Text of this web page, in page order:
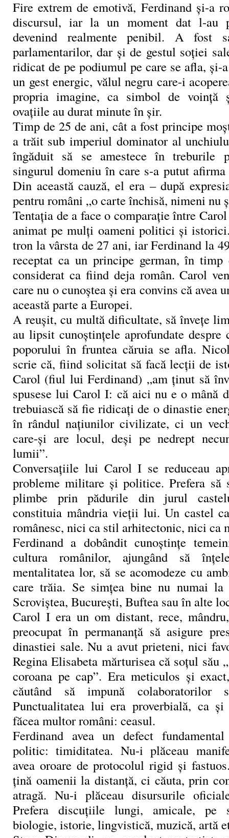
Fire extrem de emotivă, Ferdinand şi-a
discursul, iar la un moment dat l-au
devenind realmente penibil. A fost
parlamentarilor, dar şi de gestul soţiei
ridicat de pe podiumul pe care se afla, şi-
un gest energic, vălul negru care-i
propria imagine, ca simbol de voinţă
ovaţiile au durat minute în şir.
Timp de 25 de ani, cât a fost principe
a trăit sub imperiul dominator al
îngăduit să se amestece în treburile
singurul domeniu în care s-a putut
Din această cauză, el era – după
pentru români „o carte închisă, nimeni nu
Tentaţia de a face o comparaţie între
animat pe mulţi oameni politici şi
tron la vârsta de 27 ani, iar Ferdinand la
receptat ca un principe german, în timp
considerat ca fiind deja român. Carol
care nu o cunoştea şi era convins că
această parte a Europei.
A reuşit, cu multă dificultate, să înveţe
au lipsit cunoştinţele aprofundate
poporului în fruntea căruia se afla.
scrie că, fiind solicitat să facă lecţii de
Carol (fiul lui Ferdinand) „am ţinut să
spusese lui Carol I: că aici nu e o mână
trebuiască să fie ridicaţi de o dinastie
în rândul naţiunilor civilizate, ci un
care-şi are locul, deşi pe nedrept
lumii”.
Conversaţiile lui Carol I se reduceau
probleme militare şi politice. Prefera să
plimbe prin pădurile din jurul
constituia mândria vieţii lui. Un castel
românesc, nici ca stil arhitectonic, nici ca
Ferdinand a dobândit cunoştinţe
cultura românilor, ajungând să
mentalitatea lor, să se acomodeze cu
care trăia. Se simţea bine nu numai
Scroviştea, Bucureşti, Buftea sau în alte
Carol I era un om distant, rece,
preocupat în permananţă să asigure
dinastiei sale. Nu a avut prieteni, nici
Regina Elisabeta mărturisea că soţul său
coroana pe cap”. Era meticulos şi
căutând să impună colaboratorilor
Punctualitatea lui era proverbială, ca
făcea multor români: ceasul.
Ferdinand avea un defect
politic: timiditatea. Nu-i plăceau
avea oroare de protocolul rigid şi
ţină oamenii la distanţă, ci căuta, prin
atragă. Nu-i plăceau disursurile
Prefera discuţiile lungi, amicale, pe
biologie, istorie, lingvistică, muzică, artă